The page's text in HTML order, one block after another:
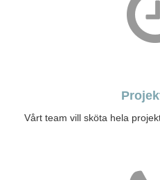
Vårt team vill sköta hela